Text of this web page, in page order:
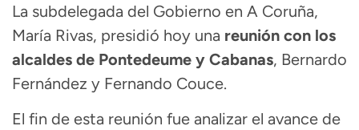
La subdelegada del Gobierno en A Coruña,
María Rivas, presidió hoy una reunión con los
alcaldes de Pontedeume y Cabanas, Bernardo
Fernández y Fernando Couce.
El fin de esta reunión fue analizar el avance de